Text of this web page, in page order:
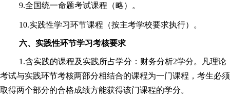
9.全国统一命题考试课程（略）。
10.实践性学习环节课程（按主考学校要求执行）。
六、实践性环节学习考核要求
1.含实践的课程及实践所占学分：财务分析2学分。凡理论
考试与实践环节考核两部分相结合的课程为一门课程，考生必须
取得两个部分的合格成绩方能获得该门课程的学分。